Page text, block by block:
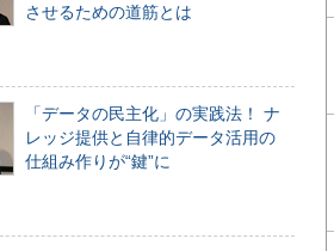
させるための道筋とは
「データの民主化」の実践法！ ナ
レッジ提供と自律的データ活用の
仕組み作りが“鍵”に